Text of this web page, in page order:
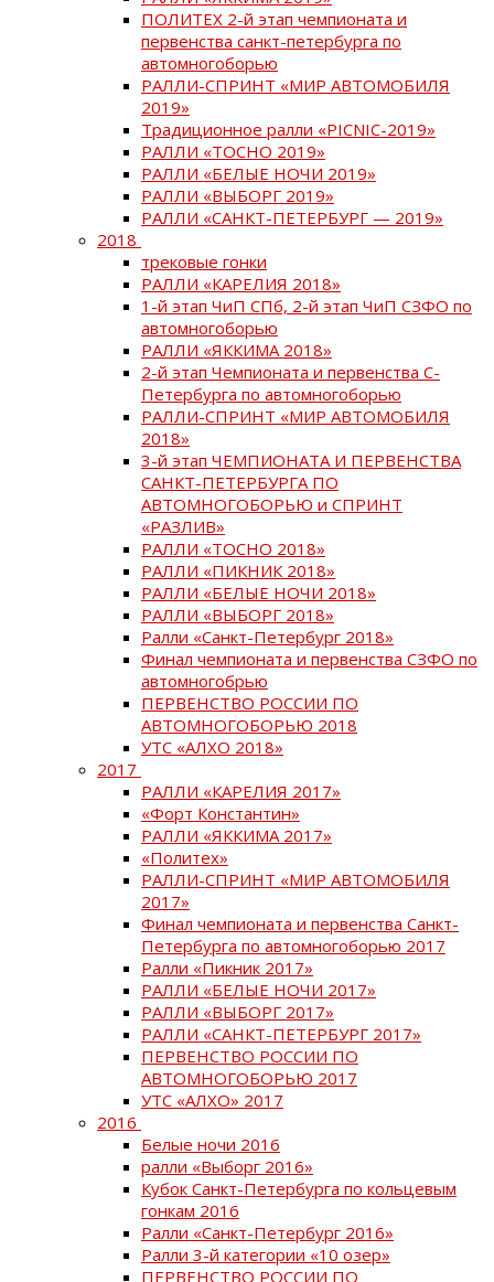
ПОЛИТЕХ 2-й этап чемпионата и
первенства санкт-петербурга по
автомногоборью
РАЛЛИ-СПРИНТ «МИР АВТОМОБИЛЯ
2019»
Традиционное ралли «PICNIC-2019»
РАЛЛИ «ТОСНО 2019»
РАЛЛИ «БЕЛЫЕ НОЧИ 2019»
РАЛЛИ «ВЫБОРГ 2019»
РАЛЛИ «САНКТ-ПЕТЕРБУРГ — 2019»
2018
трековые гонки
РАЛЛИ «КАРЕЛИЯ 2018»
1-й этап ЧиП СПб, 2-й этап ЧиП СЗФО по
автомногоборью
РАЛЛИ «ЯККИМА 2018»
2-й этап Чемпионата и первенства С-
Петербурга по автомногоборью
РАЛЛИ-СПРИНТ «МИР АВТОМОБИЛЯ
2018»
3-й этап ЧЕМПИОНАТА И ПЕРВЕНСТВА
САНКТ-ПЕТЕРБУРГА ПО
АВТОМНОГОБОРЬЮ и СПРИНТ
«РАЗЛИВ»
РАЛЛИ «ТОСНО 2018»
РАЛЛИ «ПИКНИК 2018»
РАЛЛИ «БЕЛЫЕ НОЧИ 2018»
РАЛЛИ «ВЫБОРГ 2018»
Ралли «Санкт-Петербург 2018»
Финал чемпионата и первенства СЗФО по
автомногобрью
ПЕРВЕНСТВО РОССИИ ПО
АВТОМНОГОБОРЬЮ 2018
УТС «АЛХО 2018»
2017
РАЛЛИ «КАРЕЛИЯ 2017»
«Форт Константин»
РАЛЛИ «ЯККИМА 2017»
«Политех»
РАЛЛИ-СПРИНТ «МИР АВТОМОБИЛЯ
2017»
Финал чемпионата и первенства Санкт-
Петербурга по автомногоборью 2017
Ралли «Пикник 2017»
РАЛЛИ «БЕЛЫЕ НОЧИ 2017»
РАЛЛИ «ВЫБОРГ 2017»
РАЛЛИ «САНКТ-ПЕТЕРБУРГ 2017»
ПЕРВЕНСТВО РОССИИ ПО
АВТОМНОГОБОРЬЮ 2017
УТС «АЛХО» 2017
2016
Белые ночи 2016
ралли «Выборг 2016»
Кубок Санкт-Петербурга по кольцевым
гонкам 2016
Ралли «Санкт-Петербург 2016»
Ралли 3-й категории «10 озер»
ПЕРВЕНСТВО РОССИИ ПО